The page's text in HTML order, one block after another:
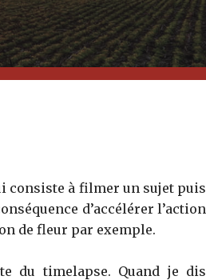
consiste à filmer un sujet puis
d’accélérer l’action
de fleur par exemple.
du timelapse. Quand je dis